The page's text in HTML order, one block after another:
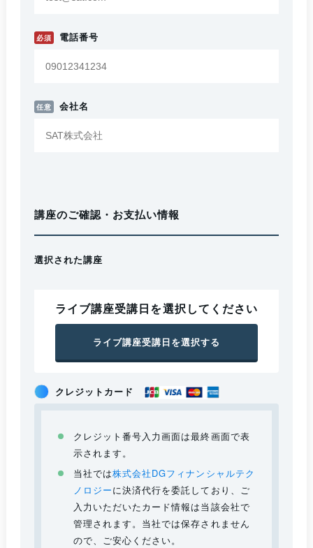
必須 電話番号
任意 会社名
講座のご確認・お支払い情報
選択された講座
ライブ講座受講日を選択してください
ライブ講座受講日を選択する
クレジットカード
クレジット番号入力画面は最終画面で表
示されます。
当社では株式会社DGフィナンシャルテク
ノロジーに決済代行を委託しており、ご
入力いただいたカード情報は当該会社で
管理されます。当社では保存されません
ので、ご安心ください。